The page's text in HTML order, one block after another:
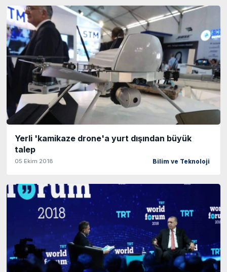
Yerli 'kamikaze drone'a yurt dışından büyük
talep
05 Ekim 2018 Bilim ve Teknoloji